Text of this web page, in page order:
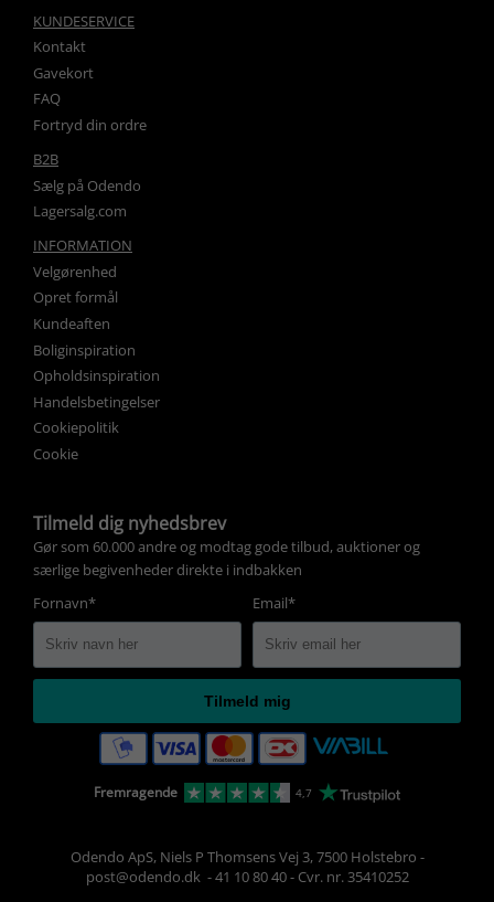
KUNDESERVICE
Kontakt
Gavekort
FAQ
Fortryd din ordre
B2B
Sælg på Odendo
Lagersalg.com
INFORMATION
Velgørenhed
Opret formål
Kundeaften
Boliginspiration
Opholdsinspiration
Handelsbetingelser
Cookiepolitik
Cookie
Tilmeld dig nyhedsbrev
Gør som 60.000 andre og modtag gode tilbud, auktioner og
særlige begivenheder direkte i indbakken
Fornavn*
Email*
Tilmeld mig
Fremragende 4,7
Odendo ApS, Niels P Thomsens Vej 3, 7500 Holstebro -
post@odendo.dk -41 10 80 40- Cvr. nr. 35410252